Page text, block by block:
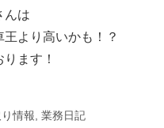
んは
より高いかも！？
ます！
情報 業務日記